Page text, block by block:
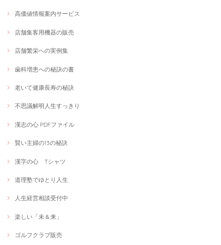
高価値情報案内サービス
店舗集客用機器の販売
店舗繁栄への実例集
歯科増患への秘訣の書
老いて健康長寿の秘訣
不思議解明人生すっきり
漢志の心 PDFファイル
賢い主婦の13の秘訣
漢字の心 Tシャツ
道理塾でゆとり人生
人生経営相談受付中
楽しい「未＆来」
ゴルフクラブ販売